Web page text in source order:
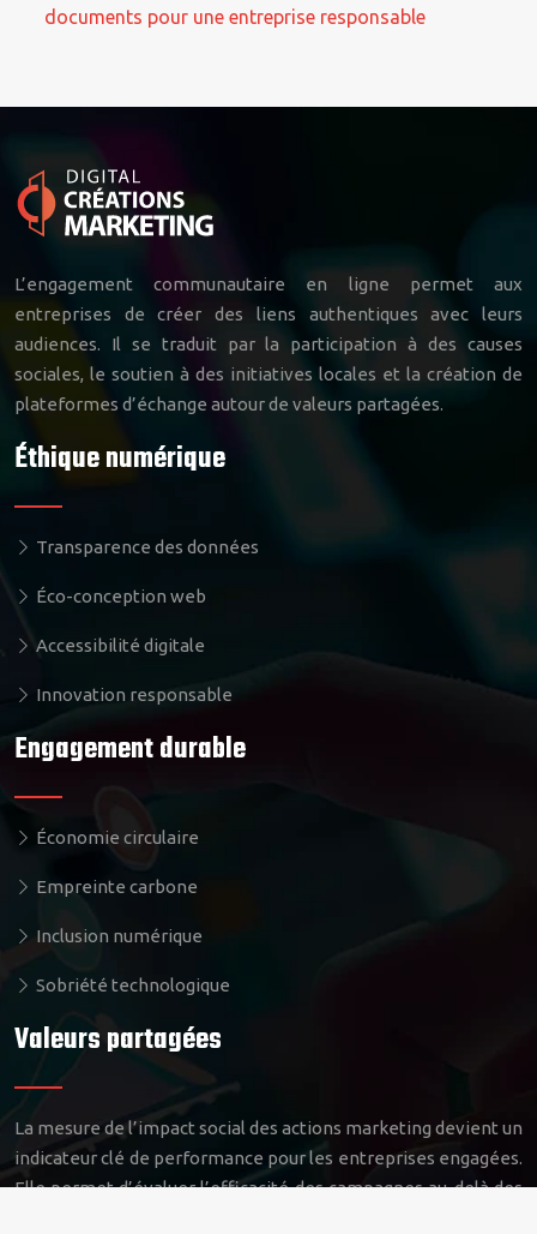
documents pour une entreprise responsable
L’engagement communautaire en ligne permet aux
entreprises de créer des liens authentiques avec leurs
audiences. Il se traduit par la participation à des causes
sociales, le soutien à des initiatives locales et la création de
plateformes d’échange autour de valeurs partagées.
Éthique numérique
Transparence des données
Éco-conception web
Accessibilité digitale
Innovation responsable
Engagement durable
Économie circulaire
Empreinte carbone
Inclusion numérique
Sobriété technologique
Valeurs partagées
La mesure de l’impact social des actions marketing devient un
indicateur clé de performance pour les entreprises engagées.
Elle permet d’évaluer l’efficacité des campagnes au-delà des